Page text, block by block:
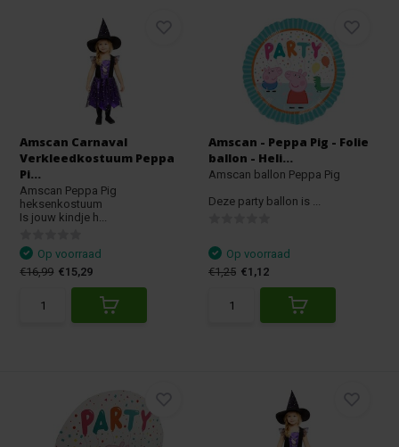
Amscan Carnaval
Verkleedkostuum Peppa
Pi...
Amscan Peppa Pig
heksenkostuum
Is jouw kindje h...
Op voorraad
€16,99 €15,29
Amscan - Peppa Pig - Folie
ballon - Heli...
Amscan ballon Peppa Pig
Deze party ballon is ...
Op voorraad
€1,25 €1,12